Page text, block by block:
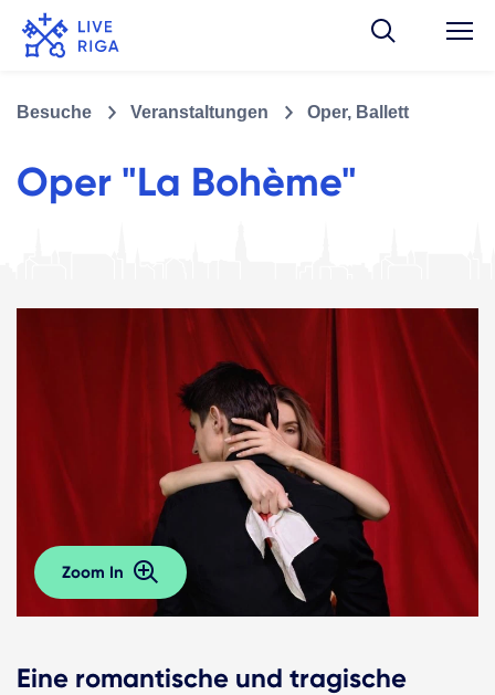
Besuche Veranstaltungen Oper, Ballett
Oper "La Bohème"
Zoom In
Eine romantische und tragische